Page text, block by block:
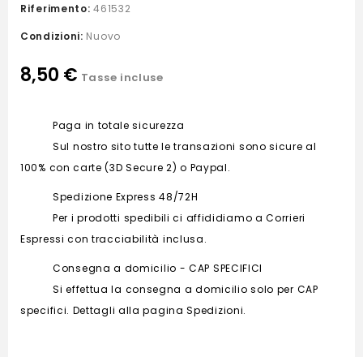
Riferimento: 461532
Condizioni: Nuovo
8,50 € Tasse incluse
Paga in totale sicurezza
Sul nostro sito tutte le transazioni sono sicure al
100% con carte (3D Secure 2) o Paypal.
Spedizione Express 48/72H
Per i prodotti spedibili ci affididiamo a Corrieri
Espressi con tracciabilità inclusa.
Consegna a domicilio - CAP SPECIFICI
Si effettua la consegna a domicilio solo per CAP
specifici. Dettagli alla pagina Spedizioni.